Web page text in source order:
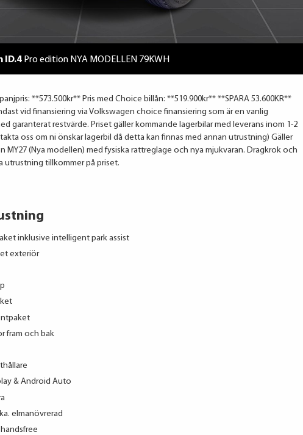
ID.4 Pro edition NYA MODELLEN 79KWH
**573.500kr** Pris med Choice billån: **519.900kr** **SPARA 53.600KR**
vid finansiering via Volkswagen choice finansiering som är en vanlig
garanterat restvärde. Priset gäller kommande lagerbilar med leverans inom 1-2
oss om ni önskar lagerbil då detta kan finnas med annan utrustning) Gäller
MY27 (Nya modellen) med fysiska rattreglage och nya mjukvaran. Dragkrok och
utrustning tillkommer på priset.
inklusive intelligent park assist
exteriör
fram och bak
& Android Auto
elmanövrerad